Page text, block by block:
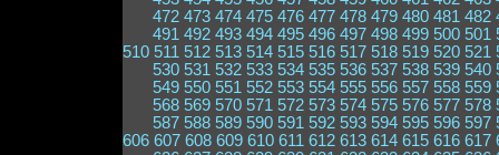
472 473 474 475 476 477 478 479 480 481 482
491 492 493 494 495 496 497 498 499 500 501
510 511 512 513 514 515 516 517 518 519 520 521
530 531 532 533 534 535 536 537 538 539 540
549 550 551 552 553 554 555 556 557 558 559
568 569 570 571 572 573 574 575 576 577 578
587 588 589 590 591 592 593 594 595 596 597
606 607 608 609 610 611 612 613 614 615 616 617